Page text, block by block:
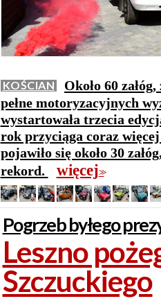
KOŚCIAN
Około 60
pełne motoryzacyjnych
wystartowała trzecia
rok przyciąga coraz
pojawiło się około 30
rekord.
więcej>>
Pogrzeb byłego
Leszno
Szczuckiego